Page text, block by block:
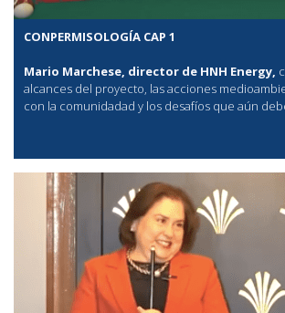
CONPERMISOLOGÍA CAP 1
Mario Marchese, director de HNH Energy,
alcances del proyecto, las acciones
con la comunidadad y los desafíos que aún